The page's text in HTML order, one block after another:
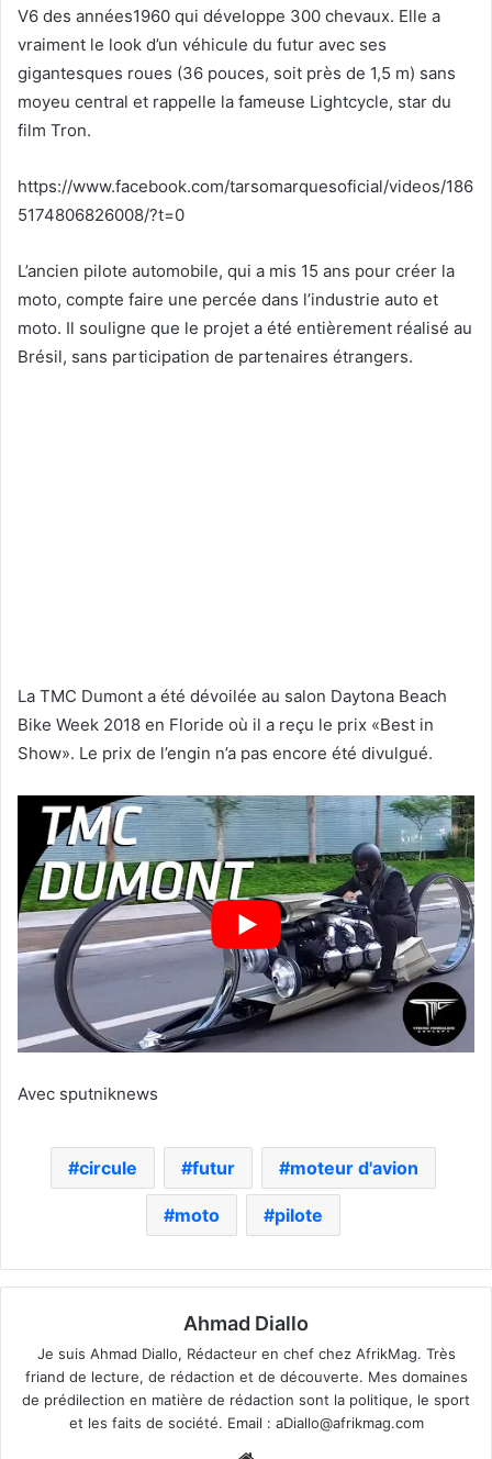
V6 des années1960 qui développe 300 chevaux. Elle a
vraiment le look d’un véhicule du futur avec ses
gigantesques roues (36 pouces, soit près de 1,5 m) sans
moyeu central et rappelle la fameuse Lightcycle, star du
film Tron.
https://www.facebook.com/tarsomarquesoficial/videos/186
5174806826008/?t=0
L’ancien pilote automobile, qui a mis 15 ans pour créer la
moto, compte faire une percée dans l’industrie auto et
moto. Il souligne que le projet a été entièrement réalisé au
Brésil, sans participation de partenaires étrangers.
La TMC Dumont a été dévoilée au salon Daytona Beach
Bike Week 2018 en Floride où il a reçu le prix «Best in
Show». Le prix de l’engin n’a pas encore été divulgué.
Avec sputniknews
circule futur moteur d'avion
moto pilote
Ahmad Diallo
Je suis Ahmad Diallo, Rédacteur en chef chez AfrikMag. Très
friand de lecture, de rédaction et de découverte. Mes domaines
de prédilection en matière de rédaction sont la politique, le sport
et les faits de société. Email : aDiallo@afrikmag.com